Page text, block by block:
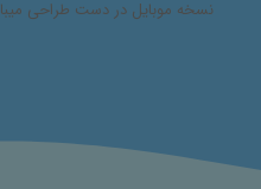
نسخه موبایل در دست طراحی